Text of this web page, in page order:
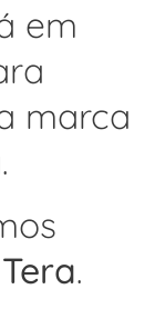
em
marca
Tera.